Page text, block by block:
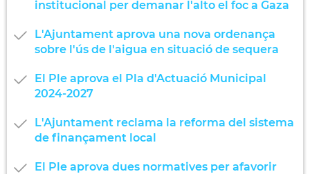
institucional per demanar l'alto el foc a Gaza
L'Ajuntament aprova una nova ordenança
sobre l'ús de l'aigua en situació de sequera
El Ple aprova el Pla d'Actuació Municipal
2024-2027
L'Ajuntament reclama la reforma del sistema
de finançament local
El Ple aprova dues normatives per afavorir